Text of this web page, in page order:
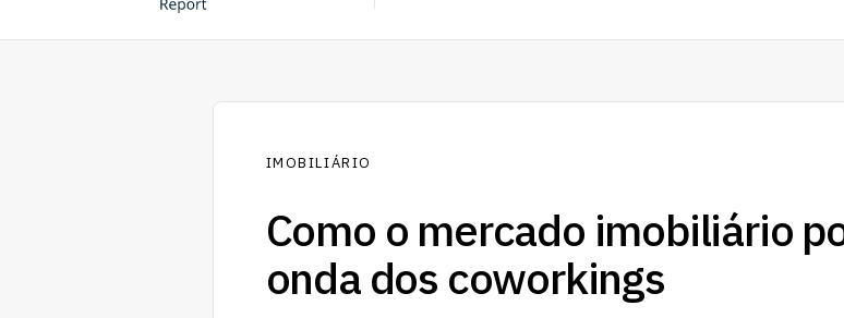
IMOBILIÁRIO
Como o mercado imobiliário
onda dos coworkings